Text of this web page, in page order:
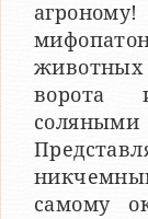
животных
ворота
самому